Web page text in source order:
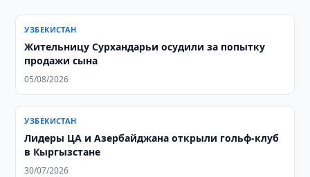
УЗБЕКИСТАН
Жительницу Сурхандарьи осудили за попытку
продажи сына
05/08/2026
УЗБЕКИСТАН
Лидеры ЦА и Азербайджана открыли гольф-клуб
в Кыргызстане
30/07/2026